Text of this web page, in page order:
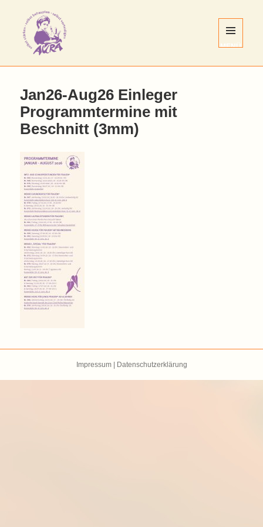
Nürnberg
e.V.
MENÜ
Jan26-Aug26 Einleger
Programmtermine mit
Beschnitt (3mm)
Impressum| Datenschutzerklärung